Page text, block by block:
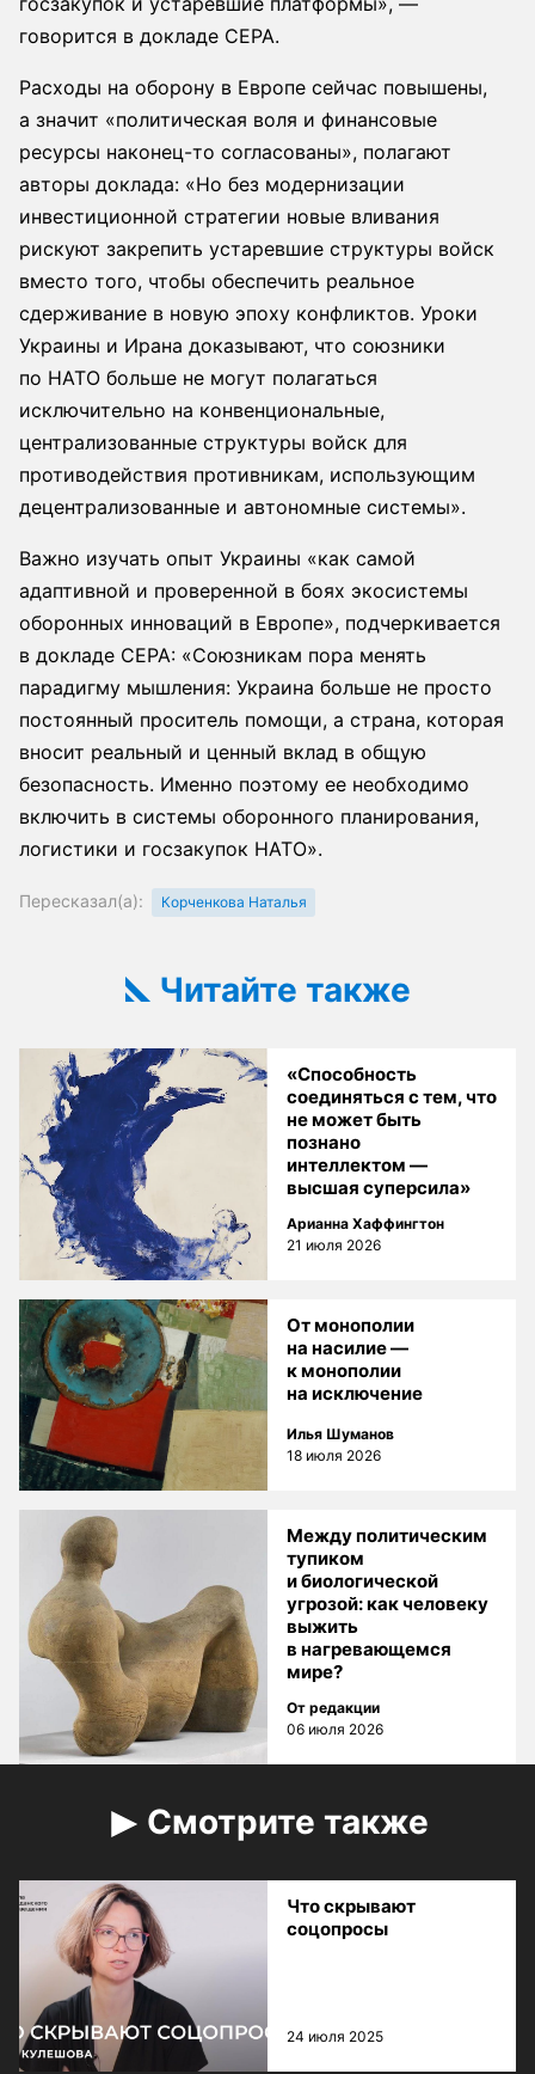
говорится в докладе CEPA.
Расходы на оборону в Европе сейчас повышены,
а значит «политическая воля и финансовые
ресурсы наконец-то согласованы», полагают
авторы доклада: «Но без модернизации
инвестиционной стратегии новые вливания
рискуют закрепить устаревшие структуры войск
вместо того, чтобы обеспечить реальное
сдерживание в новую эпоху конфликтов. Уроки
Украины и Ирана доказывают, что союзники
по НАТО больше не могут полагаться
исключительно на конвенциональные,
централизованные структуры войск для
противодействия противникам, использующим
децентрализованные и автономные системы».
Важно изучать опыт Украины «как самой
адаптивной и проверенной в боях экосистемы
оборонных инноваций в Европе», подчеркивается
в докладе CEPA: «Союзникам пора менять
парадигму мышления: Украина больше не просто
постоянный проситель помощи, а страна, которая
вносит реальный и ценный вклад в общую
безопасность. Именно поэтому ее необходимо
включить в системы оборонного планирования,
логистики и госзакупок НАТО».
Пересказал(а): Корченкова Наталья
Читайте также
«Способность
соединяться с тем, что
не может быть
познано
интеллектом —
высшая суперсила»
Арианна Хаффингтон
21 июля 2026
От монополии
на насилие —
к монополии
на исключение
Илья Шуманов
18 июля 2026
Между политическим
тупиком
и биологической
угрозой: как человеку
выжить
в нагревающемся
мире?
От редакции
06 июля 2026
Смотрите также
Что скрывают
соцопросы
24 июля 2025